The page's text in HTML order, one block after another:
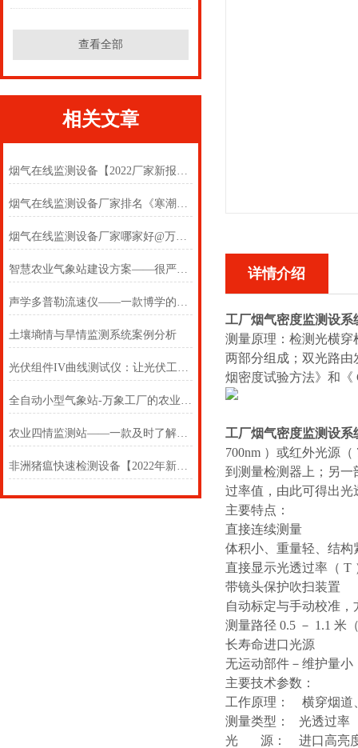
查看全部
相关文章
烟气在线监测设备【2022厂家新报价】#台风新闻
烟气在线监测设备厂家排名《寒潮新闻》低温持续预警
烟气在线监测设备厂家哪家好@万象设备价格实惠《台风新闻》
智慧农业气象站建设方案——很严谨的智慧农业气象站建设方案
声学多普勒流速仪——一款博学的多普勒流速流量仪2024(万象推送)
土壤墒情与旱情监测系统案例分析
光伏组件IV曲线测试仪：让光伏工作变的简单易懂
全自动小型气象站-万象工厂的农业小型气象站价位2024#（全国+包+邮）
农业四情监测站——一款及时了解的农情监测系统2024(万象推送)
非洲猪瘟快速检测设备【2022年新报价】@万象厂家#雪台风天气
详情介绍
工厂烟气密度监测设系
测量原理： 检测光横穿
两部分组成；双光路由
烟密度试验方法》和《
工厂烟气密度监测设系
700nm ）或红外光源
到测量检测器上；另
过率值，由此可得出光
主要特点：
直接连续测量
体积小、重量轻、结构
直接显示光透过率（ T
带镜头保护吹扫装置
自动标定与手动校准，
测量路径 0.5 － 1.1 米
长寿命进口光源
无运动部件－维护量小
主要技术参数：
工作原理： 横穿烟道
测量类型： 光透过率
光 源： 进口高亮度